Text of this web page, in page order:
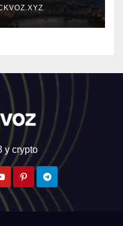
Latina
y crypto